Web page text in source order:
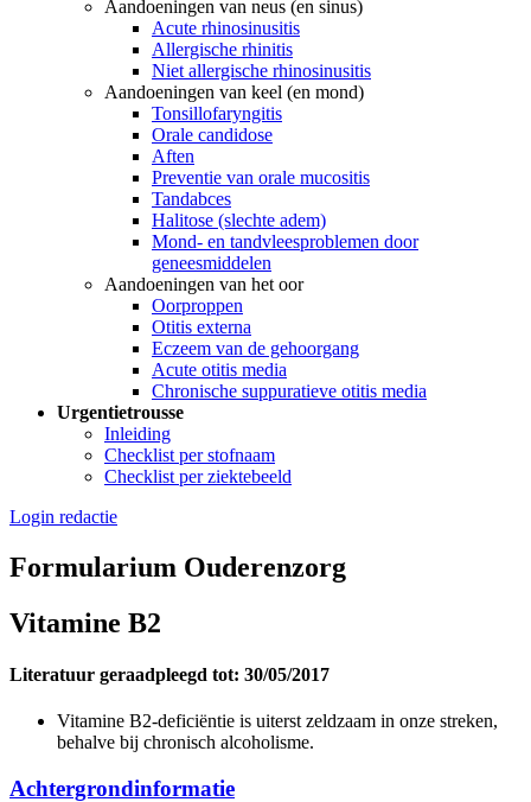
Aandoeningen van neus (en sinus)
Acute rhinosinusitis
Allergische rhinitis
Niet allergische rhinosinusitis
Aandoeningen van keel (en mond)
Tonsillofaryngitis
Orale candidose
Aften
Preventie van orale mucositis
Tandabces
Halitose (slechte adem)
Mond- en tandvleesproblemen door
geneesmiddelen
Aandoeningen van het oor
Oorproppen
Otitis externa
Eczeem van de gehoorgang
Acute otitis media
Chronische suppuratieve otitis media
Urgentietrousse
Inleiding
Checklist per stofnaam
Checklist per ziektebeeld
Login redactie
Formularium Ouderenzorg
Vitamine B2
Literatuur geraadpleegd tot: 30/05/2017
Vitamine B2-deficiëntie is uiterst zeldzaam in onze streken,
behalve bij chronisch alcoholisme.
Achtergrondinformatie